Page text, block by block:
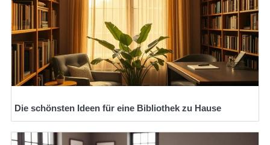
Die schönsten Ideen für eine Bibliothek zu Hause